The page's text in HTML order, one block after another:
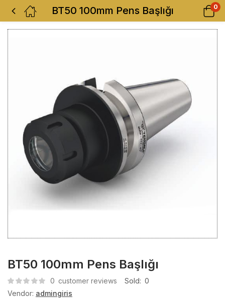
BT50 100mm Pens Başlığı 0
BT50 100mm Pens Başlığı
0 customer reviews Sold: 0
Vendor: admingiris